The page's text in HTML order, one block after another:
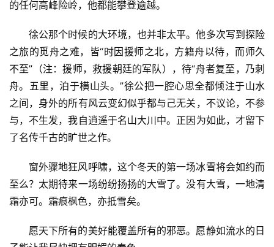
首
页
文
化
情
的任何高峰险岭，他都能攀登逾越。
徐公那个时候的大环境，也并非太平。他多次写到探险
之旅的觅舟之难，皆“时因援师之北，方籍舟以待，而师久
不至”（注：援师，救援朝廷的军队），待“舟者复至，乃刺
舟。五里，泊于横山头。”徐公把一腔心思全都倾注于山水
之间，身外的所有风云变幻似乎都与己无关，不议论，不参
与，不生发，我自逍遥于名山大川中。正因为如此，才留下
了名传千古的旷世之作。
窗外骤地狂风呼啸，这个冬天的第一场冰雪将会如约而
至么？太期待来一场纷纷扬扬的大雪了。没有大雪，一地清
霜亦可。霜痕枫色，亦抵雪矣。
愿天下所有的美好能覆盖所有的邪恶。愿静如流水的日